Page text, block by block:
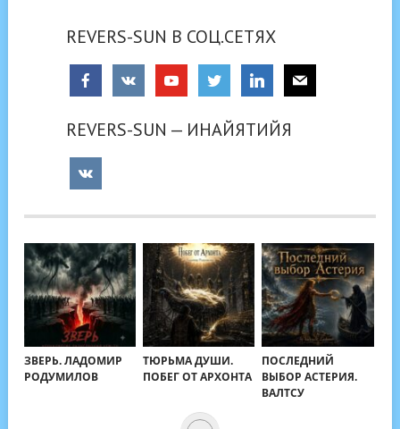
REVERS-SUN В СОЦ.СЕТЯХ
REVERS-SUN — ИНАЙЯТИЙЯ
ЗВЕРЬ. ЛАДОМИР
РОДУМИЛОВ
ТЮРЬМА ДУШИ.
ПОБЕГ ОТ АРХОНТА
ПОСЛЕДНИЙ
ВЫБОР АСТЕРИЯ.
ВАЛТСУ